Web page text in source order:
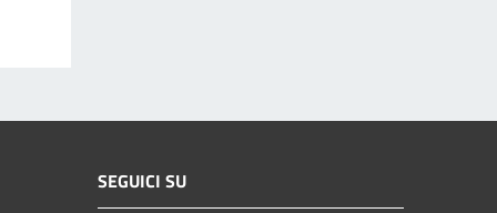
SEGUICI SU